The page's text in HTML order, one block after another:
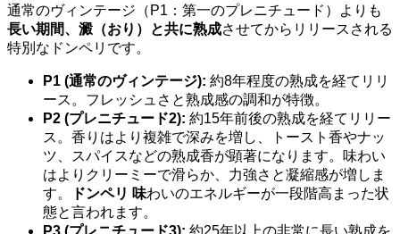
通常のヴィンテージ（P1：第一のプレニチュード）よりも
長い期間、澱（おり）と共に熟成させてからリリースされる
特別なドンペリです。
P1 (通常のヴィンテージ): 約8年程度の熟成を経てリリ
ース。フレッシュさと熟成感の調和が特徴。
P2 (プレニチュード2): 約15年前後の熟成を経てリリー
ス。香りはより複雑で深みを増し、トースト香やナッ
ツ、スパイスなどの熟成香が顕著になります。味わい
はよりクリーミーで滑らか、力強さと凝縮感が増しま
す。
ドンペリ 味わいのエネルギーが一段階高まった状
態と言われます。
P3 (プレニチュード3): 約25年以上の非常に長い熟成を